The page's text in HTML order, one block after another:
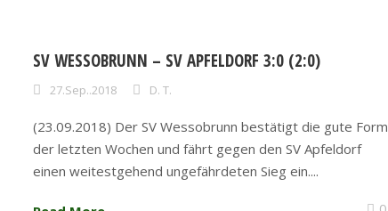
SV WESSOBRUNN – SV APFELDORF 3:0 (2:0)
27.Sep..2018 D. T.
(23.09.2018) Der SV Wessobrunn bestätigt die gute Form
der letzten Wochen und fährt gegen den SV Apfeldorf
einen weitestgehend ungefährdeten Sieg ein....